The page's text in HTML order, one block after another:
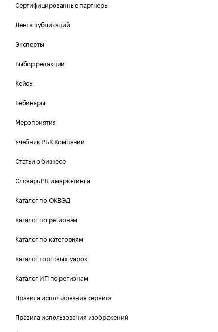
Сертифицированные партнеры
Лента публикаций
Эксперты
Выбор редакции
Кейсы
Вебинары
Мероприятия
Учебник РБК Компании
Статьи о бизнесе
Словарь PR и маркетинга
Каталог по ОКВЭД
Каталог по регионам
Каталог по категориям
Каталог торговых марок
Каталог ИП по регионам
Правила использования сервиса
Правила использования изображений